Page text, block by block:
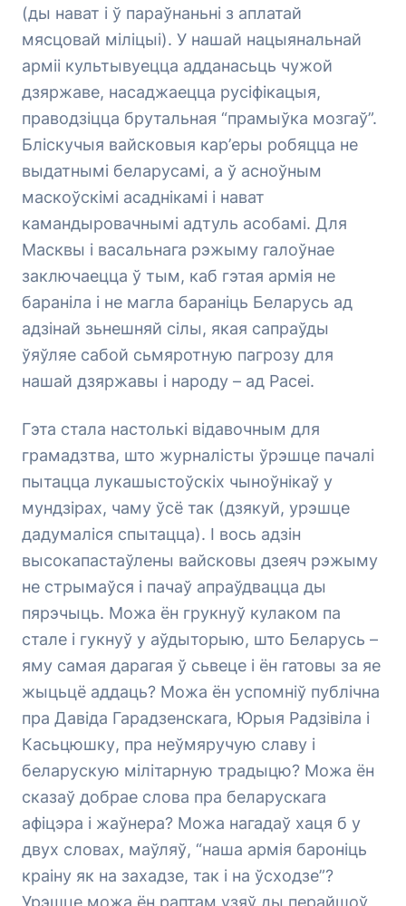
(ды нават і ў параўнаньні з аплатай
мясцовай міліцыі). У нашай нацыянальнай
арміі культывуецца адданасьць чужой
дзяржаве, насаджаецца русіфікацыя,
праводзіцца брутальная “прамыўка мозгаў”.
Бліскучыя вайсковыя кар’еры робяцца не
выдатнымі беларусамі, а ў асноўным
маскоўскімі асаднікамі і нават
камандыровачнымі адтуль асобамі. Для
Масквы і васальнага рэжыму галоўнае
заключаецца ў тым, каб гэтая армія не
бараніла і не магла бараніць Беларусь ад
адзінай зьнешняй сілы, якая сапраўды
ўяўляе сабой сьмяротную пагрозу для
нашай дзяржавы і народу – ад Расеі.
Гэта стала настолькі відавочным для
грамадзтва, што журналісты ўрэшце пачалі
пытацца лукашыстоўскіх чыноўнікаў у
мундзірах, чаму ўсё так (дзякуй, урэшце
дадумаліся спытацца). І вось адзін
высокапастаўлены вайсковы дзеяч рэжыму
не стрымаўся і пачаў апраўдвацца ды
пярэчыць. Можа ён грукнуў кулаком па
стале і гукнуў у аўдыторыю, што Беларусь –
яму самая дарагая ў сьвеце і ён гатовы за яе
жыцьцё аддаць? Можа ён успомніў публічна
пра Давіда Гарадзенскага, Юрыя Радзівіла і
Касьцюшку, пра неўмяручую славу і
беларускую мілітарную традыцю? Можа ён
сказаў добрае слова пра беларускага
афіцэра і жаўнера? Можа нагадаў хаця б у
двух словах, маўляў, “наша армія бароніць
краіну як на захадзе, так і на ўсходзе”?
Урэшце можа ён раптам узяў ды перайшоў